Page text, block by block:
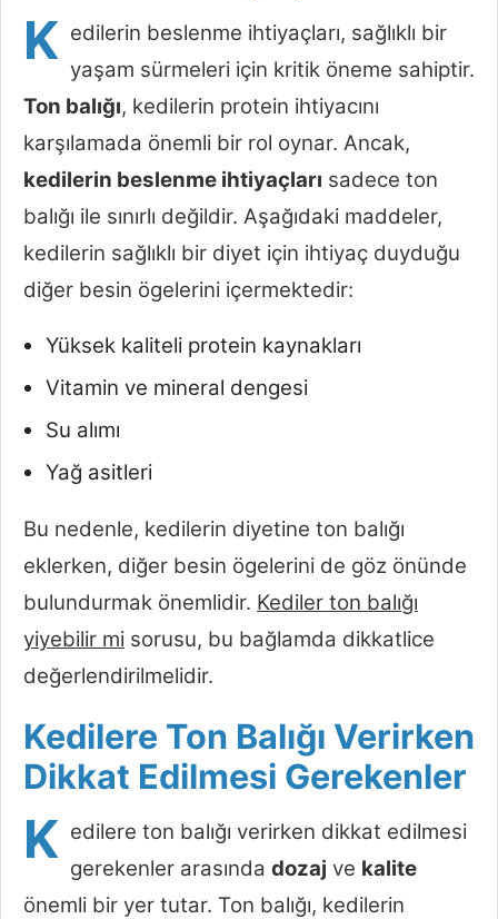
K edilerin beslenme ihtiyaçları, sağlıklı bir
yaşam sürmeleri için kritik öneme sahiptir.
Ton balığı, kedilerin protein ihtiyacını
karşılamada önemli bir rol oynar. Ancak,
kedilerin beslenme ihtiyaçları sadece ton
balığı ile sınırlı değildir. Aşağıdaki maddeler,
kedilerin sağlıklı bir diyet için ihtiyaç duyduğu
diğer besin ögelerini içermektedir:
Yüksek kaliteli protein kaynakları
Vitamin ve mineral dengesi
Su alımı
Yağ asitleri
Bu nedenle, kedilerin diyetine ton balığı
eklerken, diğer besin ögelerini de göz önünde
bulundurmak önemlidir. Kediler ton balığı
yiyebilir mi sorusu, bu bağlamda dikkatlice
değerlendirilmelidir.
Kedilere Ton Balığı Verirken
Dikkat Edilmesi Gerekenler
K edilere ton balığı verirken dikkat edilmesi
gerekenler arasında dozaj ve kalite
önemli bir yer tutar. Ton balığı, kedilerin